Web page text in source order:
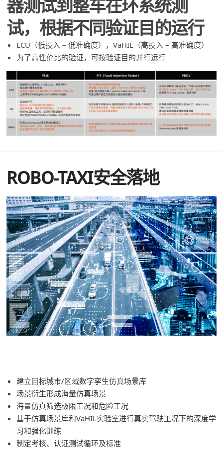
器测试到整车在环系统测
试，根据不同验证目的运行
ECU（低投入 – 低准确度），VaHIL（高投入 – 高准确度）
为了高性价比的验证，可按验证目的并行运行
ROBO-TAXI安全落地
建立目标城市/区域数字孪生仿真场景库
场景衍生形成海量仿真场景
海量仿真筛选极限工况和危险工况
基于仿真场景库和VaHIL实验室进行真实驾驶工况下的深度学
习和强化训练
制定考核、认证测试循环及标准